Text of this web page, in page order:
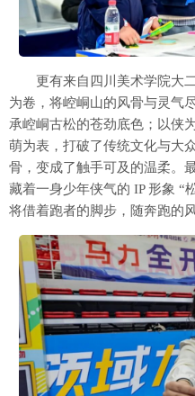
更有来自四川美术学院大二
为卷，将崆峒山的风骨与灵气
承崆峒古松的苍劲底色；以侠
萌为表，打破了传统文化与大
骨，变成了触手可及的温柔。
藏着一身少年侠气的 IP 形象 “
将借着跑者的脚步，随奔跑的